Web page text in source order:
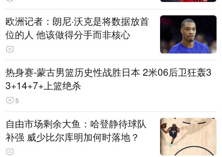
欧洲记者：朗尼·沃克是将数据放首
位的人 他该做得分手而非核心
热身赛-蒙古男篮历史性战胜日本 2米06后卫狂轰3
3+14+7+上篮绝杀
5
自由市场剩余大鱼：哈登静待球队
补强 威少比尔库明加何时落地？